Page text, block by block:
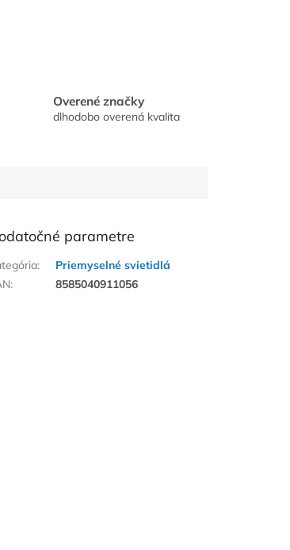
Overené značky
dlhodobo overená kvalita
parametre
:
Priemyselné svietidlá
: 8585040911056